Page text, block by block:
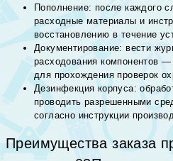
Пополнение: после каждого
расходные материалы и
восстановлению в течение
Документирование: вести
расходования компонентов —
для прохождения проверок
Дезинфекция корпуса:
проводить разрешенными
согласно инструкции
Преимущества заказа